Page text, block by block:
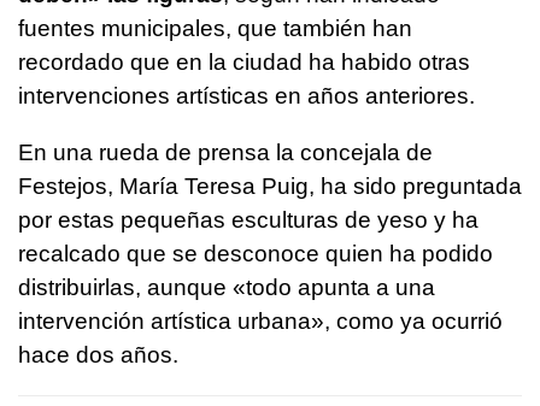
fuentes municipales, que también han
recordado que en la ciudad ha habido otras
intervenciones artísticas en años anteriores.
En una rueda de prensa la concejala de
Festejos, María Teresa Puig, ha sido preguntada
por estas pequeñas esculturas de yeso y ha
recalcado que se desconoce quien ha podido
distribuirlas, aunque «todo apunta a una
intervención artística urbana», como ya ocurrió
hace dos años.